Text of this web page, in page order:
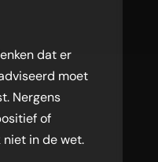
dat er
moet
Nergens
of
niet in de wet.